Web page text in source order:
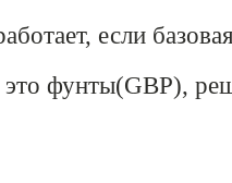
если
фунты(GBP),